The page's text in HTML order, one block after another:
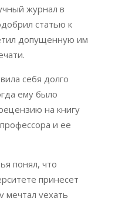
журнал в
статью к
допущенную им
себя долго
ему было
на книгу
и ее
понял, что
принесет
мечтал уехать